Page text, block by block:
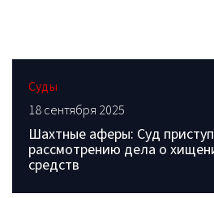
Суды
18 сентября 2025
Шахтные аферы: Суд
рассмотрению дела о
средств